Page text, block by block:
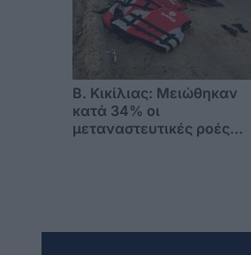
B. Κικίλιας: Μειώθηκαν
κατά 34% οι
μεταναστευτικές ροές